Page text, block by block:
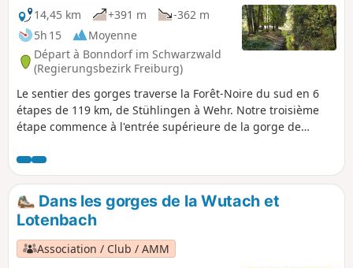
14,45 km
+391 m
-362 m
5h 15
Moyenne
Départ à Bonndorf im Schwarzwald
(Regierungsbezirk Freiburg)
Le sentier des gorges traverse la Forêt-Noire du sud en 6
étapes de 119 km, de Stühlingen à Wehr. Notre troisième
étape commence à l'entrée supérieure de la gorge de
d'endroits où dormir et une liaison en bus vers le début de
l'étape 4. Sinon, tu peux passer la nuit à Schluchsee et
monter au sommet de la tour Riesenbühlturm, voir le circuit
correspondant. Si tu veux faire toutes les étapes du
Schluchtensteig, tu peux passer la nuit entre les étapes 2 et
3 à la Schattenmühle. Tu pourras ensuite partir de là pour
monter jusqu'au point de départ de cette randonnée.
Dans les gorges de la Wutach et
Lotenbach
Association / Club / AMM